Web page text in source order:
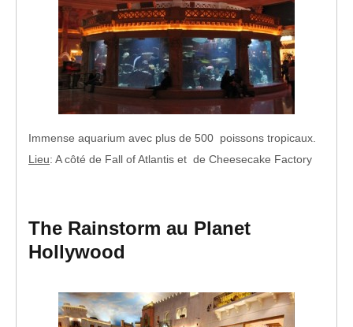
Immense aquarium avec plus de 500 poissons tropicaux.
Lieu: A côté de Fall of Atlantis et de Cheesecake Factory
The Rainstorm au Planet
Hollywood